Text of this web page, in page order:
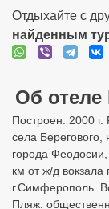
Отдыхайте с
найденным
Об
Построен: 2000
села Берегового,
города
км от ж/д вокзала
г.Симферополь.
Пляж: